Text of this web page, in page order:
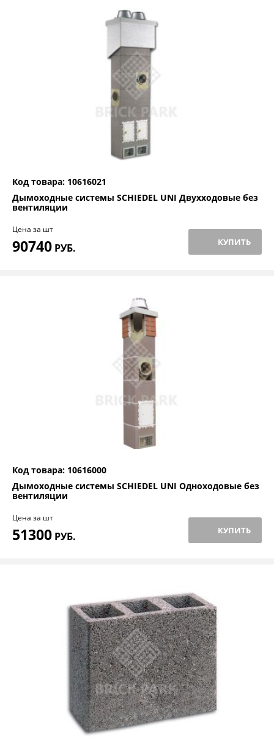
Код товара: 10616021
Дымоходные системы SCHIEDEL UNI Двухходовые без
вентиляции
Цена за шт
90740 РУБ. КУПИТЬ
Код товара: 10616000
Дымоходные системы SCHIEDEL UNI Одноходовые без
вентиляции
Цена за шт
51300 РУБ. КУПИТЬ